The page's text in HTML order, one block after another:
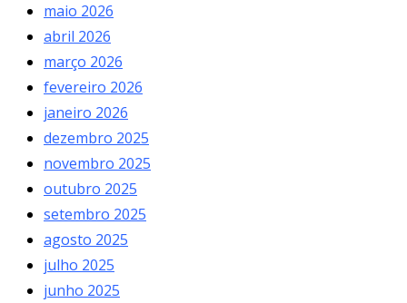
maio 2026
abril 2026
março 2026
fevereiro 2026
janeiro 2026
dezembro 2025
novembro 2025
outubro 2025
setembro 2025
agosto 2025
julho 2025
junho 2025